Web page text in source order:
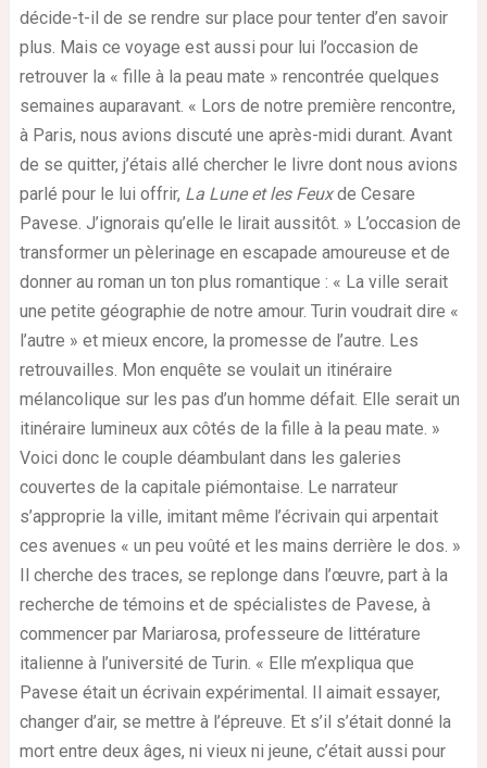
décide-t-il de se rendre sur place pour tenter d’en savoir
plus. Mais ce voyage est aussi pour lui l’occasion de
retrouver la « fille à la peau mate » rencontrée quelques
semaines auparavant. « Lors de notre première rencontre,
à Paris, nous avions discuté une après-midi durant. Avant
de se quitter, j’étais allé chercher le livre dont nous avions
parlé pour le lui offrir, La Lune et les Feuxde Cesare
Pavese. J’ignorais qu’elle le lirait aussitôt. » L’occasion de
transformer un pèlerinage en escapade amoureuse et de
donner au roman un ton plus romantique : « La ville serait
une petite géographie de notre amour. Turin voudrait dire «
l’autre » et mieux encore, la promesse de l’autre. Les
retrouvailles. Mon enquête se voulait un itinéraire
mélancolique sur les pas d’un homme défait. Elle serait un
itinéraire lumineux aux côtés de la fille à la peau mate. »
Voici donc le couple déambulant dans les galeries
couvertes de la capitale piémontaise. Le narrateur
s’approprie la ville, imitant même l’écrivain qui arpentait
ces avenues « un peu voûté et les mains derrière le dos. »
Il cherche des traces, se replonge dans l’œuvre, part à la
recherche de témoins et de spécialistes de Pavese, à
commencer par Mariarosa, professeure de littérature
italienne à l’université de Turin. « Elle m’expliqua que
Pavese était un écrivain expérimental. Il aimait essayer,
changer d’air, se mettre à l’épreuve. Et s’il s’était donné la
mort entre deux âges, ni vieux ni jeune, c’était aussi pour